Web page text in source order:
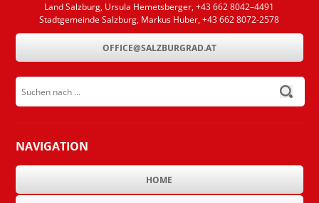
Land Salzburg, Ursula Hemetsberger, +43 662 8042–4491
Stadtgemeinde Salzburg, Markus Huber, +43 662 8072-2578
OFFICE@SALZBURGRAD.AT
Suchen nach ...
submit
NAVIGATION
HOME